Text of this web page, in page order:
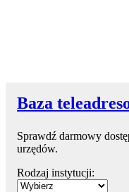
Baza
Sprawdź darmowy
urzędów.
Rodzaj instytucji: